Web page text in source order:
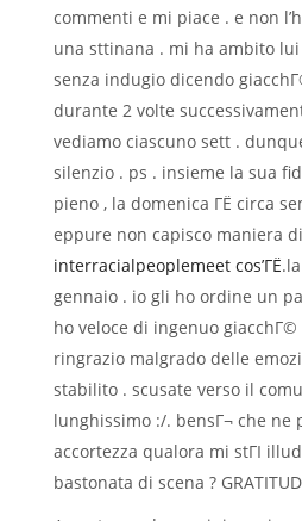
commenti e mi piace . e non
una sttinana . mi ha ambito
senza indugio dicendo
durante 2 volte
vediamo ciascuno sett .
silenzio . ps . insieme la sua
pieno , la domenica ГЁ circa
eppure non capisco maniera
interracialpeoplemeet cos’ГЁ
gennaio . io gli ho ordine un
ho veloce di ingenuo
ringrazio malgrado delle
stabilito . scusate verso il
lunghissimo :/. bensГ¬ che ne
accortezza qualora mi stГІ
bastonata di scena ?